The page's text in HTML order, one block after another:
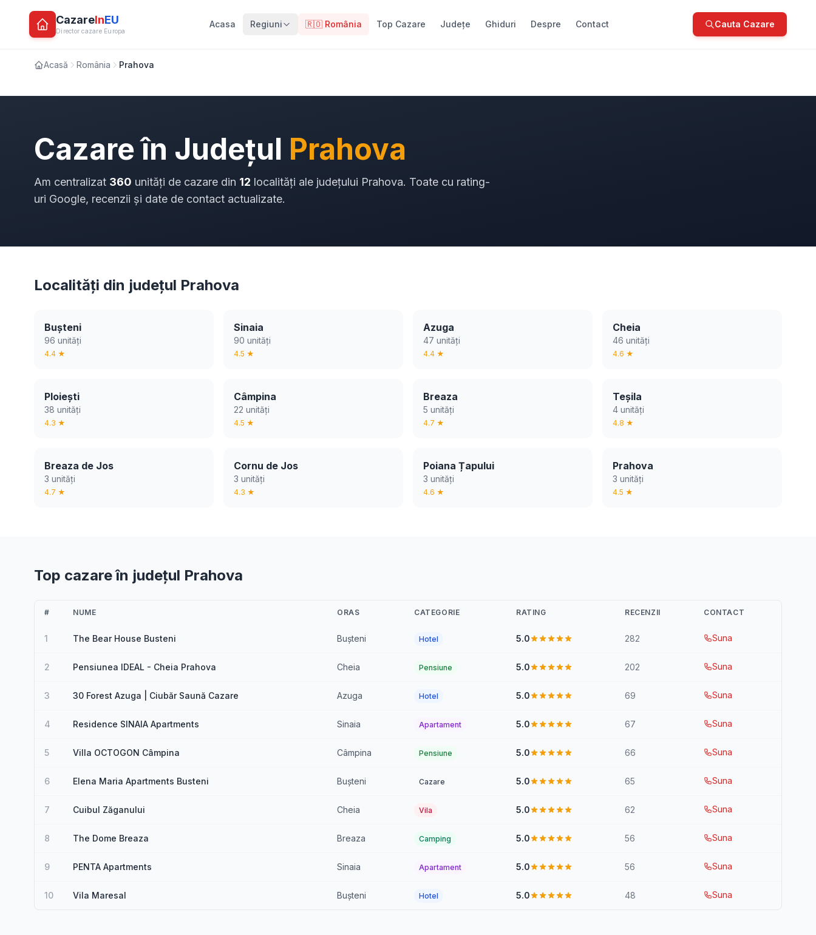
CazareInEU
Director cazare Europa
Acasa Regiuni 🇷🇴 România Top Cazare Județe Ghiduri Despre Contact Cauta Cazare
Acasă România Prahova
Cazare în Județul Prahova
Am centralizat 360 unități de cazare din 12 localități ale județului Prahova. Toate cu rating-
uri Google, recenzii și date de contact actualizate.
Localități din județul Prahova
Bușteni
96 unități
4.4 ★
Sinaia
90 unități
4.5 ★
Azuga
47 unități
4.4 ★
Cheia
46 unități
4.6 ★
Ploiești
38 unități
4.3 ★
Câmpina
22 unități
4.5 ★
Breaza
5 unități
4.7 ★
Teșila
4 unități
4.8 ★
Breaza de Jos
3 unități
4.7 ★
Cornu de Jos
3 unități
4.3 ★
Poiana Țapului
3 unități
4.6 ★
Prahova
3 unități
4.5 ★
Top cazare în județul Prahova
# NUME ORAS CATEGORIE RATING RECENZII CONTACT
1 The Bear House Busteni Bușteni Hotel 5.0 282 Suna
2 Pensiunea IDEAL - Cheia Prahova Cheia Pensiune 5.0 202 Suna
3 30 Forest Azuga | Ciubăr Saună Cazare Azuga Hotel 5.0 69 Suna
4 Residence SINAIA Apartments Sinaia Apartament 5.0 67 Suna
5 Villa OCTOGON Câmpina Câmpina Pensiune 5.0 66 Suna
6 Elena Maria Apartments Busteni Bușteni Cazare 5.0 65 Suna
7 Cuibul Zăganului Cheia Vila 5.0 62 Suna
8 The Dome Breaza Breaza Camping 5.0 56 Suna
9 PENTA Apartments Sinaia Apartament 5.0 56 Suna
10 Vila Maresal Bușteni Hotel 5.0 48 Suna